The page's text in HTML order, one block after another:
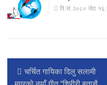
वि.सं.२०८० जेठ १६
चर्चित गायिका दिलु सलामी